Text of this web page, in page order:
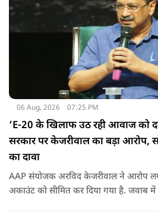
06 Aug, 2026 07:25 PM
‘E-20 के खिलाफ उठ रही आवाज को
सरकार पर केजरीवाल का बड़ा आरोप,
का दावा
AAP संयोजक अरविद केजरीवाल ने आरोप
अकाउंट को सीमित कर दिया गया है. जवाब